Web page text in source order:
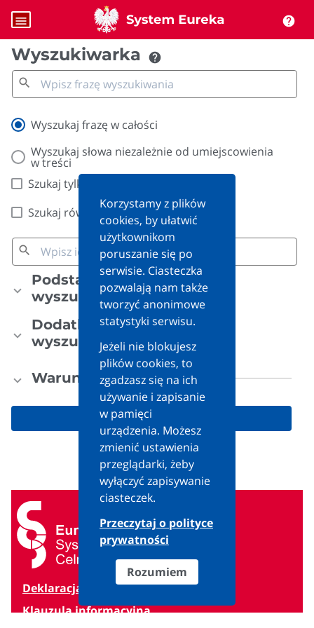
menu help
Wyszukiwarka help
search
Wyszukaj frazę w całości
Wyszukaj słowa niezależnie od umiejscowienia
w treści
Szukaj tylko w treści
Szukaj również po synonimach
search
Podstawowe kryteria
wyszukiwania
Dodatkowe kryteria
wyszukiwania
Warunki dodatkowe
Wyszukaj
Wyczyść
Deklaracja dostępności serwisu
Klauzula informacyjna
Korzystamy z plików
cookies, by ułatwić
użytkownikom
poruszanie się po
serwisie. Ciasteczka
pozwalają nam także
tworzyć anonimowe
statystyki serwisu.
Jeżeli nie blokujesz
plików cookies, to
zgadzasz się na ich
używanie i zapisanie
w pamięci
urządzenia. Możesz
zmienić ustawienia
przeglądarki, żeby
wyłączyć zapisywanie
ciasteczek.
Przeczytaj o polityce
prywatności
Rozumiem